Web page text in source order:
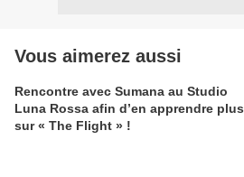
Vous aimerez aussi
Rencontre avec Sumana au Studio
Luna Rossa afin d’en apprendre plus
sur « The Flight » !